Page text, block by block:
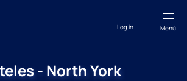
Menú
Log in
- North York